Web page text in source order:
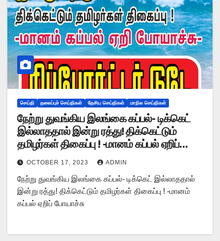
செய்தி தலைப்புச் செய்திகள் தேசிய செய்திகள் மாநில செய்திகள்
நேற்று துவங்கிய இலங்கை கப்பல்- டிக்கெட்
இல்லாததால் இன்று ரத்து! திக்கெட்டும்
தமிழர்கள் திகைப்பு ! -மானம் கப்பல் ஏறிப்
போயாச்சு
OCTOBER 17, 2023 ADMIN
நேற்று துவங்கிய இலங்கை கப்பல்- டிக்கெட் இல்லாததால்
இன்று ரத்து! திக்கெட்டும் தமிழர்கள் திகைப்பு ! -மானம்
கப்பல் ஏறிப் போயாச்சு